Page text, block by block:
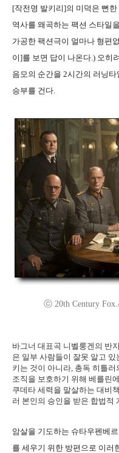
[작전명 발키리]의 미덕은 뻔
역사를 왜곡하는 팩션 스타일
가공한 팩션극이 얼마나 형편
이]를 보면 답이 나온다.) 오히
음모의 순간을 2시간의 러닝
승부를 건다.
ⓒ 20th Century
바그너 대표곡 니벨룽겐의 반
은 일부 사람들이 잘못 알고
키는 것이 아니라, 총독 히틀
조직을 보호하기 위해 베를린
쿠데타 세력을 말살하는 대비
러 본인의 승인을 받은 합법적
암살을 기도하는 슈타우펜베
를 세우기 위한 방편으로 이러